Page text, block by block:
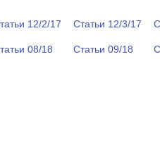
12/2/17 Статьи 12/3/17
08/18 Статьи 09/18